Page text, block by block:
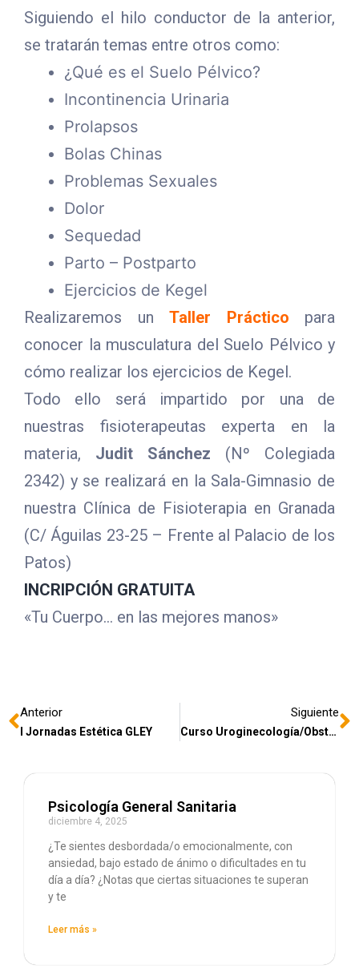
Siguiendo el hilo conductor de la anterior,
se tratarán temas entre otros como:
¿Qué es el Suelo Pélvico?
Incontinencia Urinaria
Prolapsos
Bolas Chinas
Problemas Sexuales
Dolor
Sequedad
Parto – Postparto
Ejercicios de Kegel
Realizaremos un Taller Práctico para
conocer la musculatura del Suelo Pélvico y
cómo realizar los ejercicios de Kegel.
Todo ello será impartido por una de
nuestras fisioterapeutas experta en la
materia, Judit Sánchez (Nº Colegiada
2342) y se realizará en la Sala-Gimnasio de
nuestra Clínica de Fisioterapia en Granada
(C/ Águilas 23-25 – Frente al Palacio de los
Patos)
INCRIPCIÓN GRATUITA
«Tu Cuerpo… en las mejores manos»
Anterior
I Jornadas Estética GLEY
Siguiente
Curso Uroginecología/Obstetricia
Psicología General Sanitaria
diciembre 4, 2025
¿Te sientes desbordada/o emocionalmente, con
ansiedad, bajo estado de ánimo o dificultades en tu
día a día? ¿Notas que ciertas situaciones te superan
y te
Leer más »